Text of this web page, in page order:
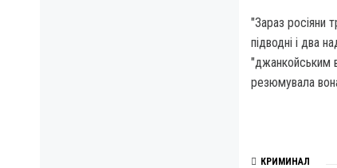
"Зараз росіяни
підводні і два
"джанкойським
резюмувала
КРИМИНАЛ